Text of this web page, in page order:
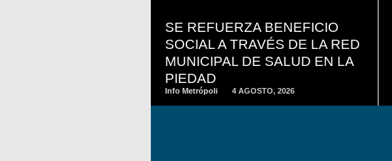
SE REFUERZA BENEFICIO
SOCIAL A TRAVÉS DE LA RED
MUNICIPAL DE SALUD EN LA
PIEDAD
Info Metrópoli 4 AGOSTO, 2026